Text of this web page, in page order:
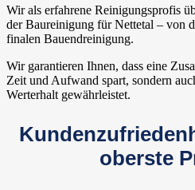
Wir als erfahrene Reinigungsprofis
der Baureinigung für Nettetal – von
finalen Bauendreinigung.
Wir garantieren Ihnen, dass eine
Zeit und Aufwand spart, sondern
Werterhalt gewährleistet.
oberste